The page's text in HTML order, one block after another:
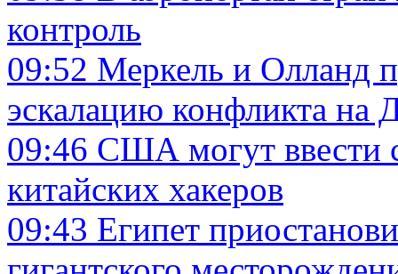
контроль
09:52 Меркель и Олланд
эскалацию конфликта на
09:46 США могут ввести
китайских хакеров
09:43 Египет